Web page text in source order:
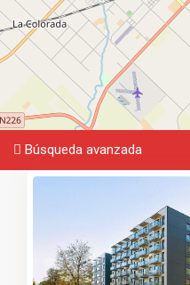
Búsqueda avanzada